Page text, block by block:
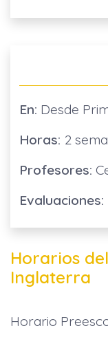
En: Desde
Horas: 2
Profesores:
Evaluaciones:
Horarios
Inglaterra
Horario